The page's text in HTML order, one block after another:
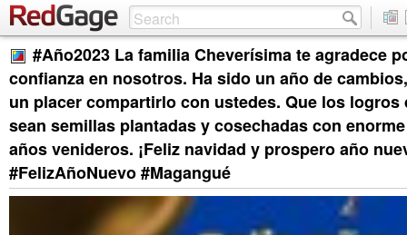
#Año2023 La familia Cheverísima te agradece
confianza en nosotros. Ha sido un año de
un placer compartirlo con ustedes. Que los logros
sean semillas plantadas y cosechadas con
años venideros. ¡Feliz navidad y prospero año
#FelizAñoNuevo #Magangué